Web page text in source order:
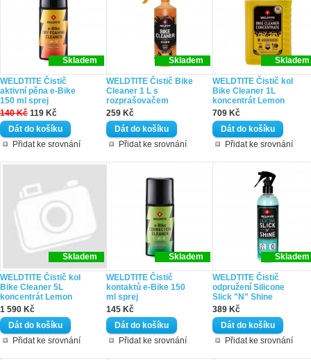
Skladem
WELDTITE Čistič
aktivní pěna e-Bike
150 ml sprej
140 Kč 119 Kč
Přidat ke srovnání
Skladem
WELDTITE Čistič Bike
Cleaner 1 L s
rozprašovačem
259 Kč
Přidat ke srovnání
Skladem
WELDTITE Čistič kol
Bike Cleaner 1L
koncentrát Lemon
709 Kč
Přidat ke srovnání
Skladem
WELDTITE Čistič kol
Bike Cleaner 5L
koncentrát Lemon
1 590 Kč
Přidat ke srovnání
Skladem
WELDTITE Čistič
kontaktů e-Bike 150
ml sprej
145 Kč
Přidat ke srovnání
Skladem
WELDTITE Čistič
odpružení Silicone
Slick "N" Shine
389 Kč
Přidat ke srovnání